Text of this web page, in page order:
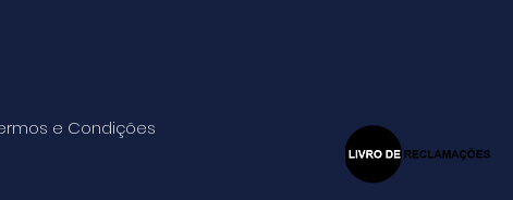
e Condições